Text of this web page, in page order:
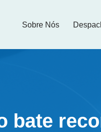
Sobre Nós
bate